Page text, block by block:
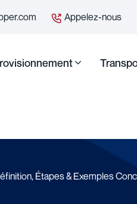
Appelez-nous
Étapes & Exemples